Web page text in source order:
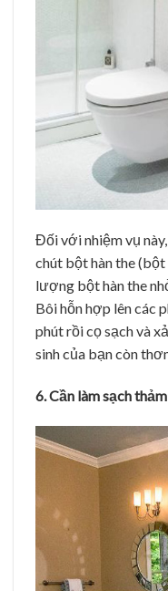
Đối với nhiệm vụ
chút bột hàn the
lượng bột hàn the
Bôi hỗn hợp lên các
phút rồi cọ sạch và
sinh của bạn còn
6. Cần làm sạch